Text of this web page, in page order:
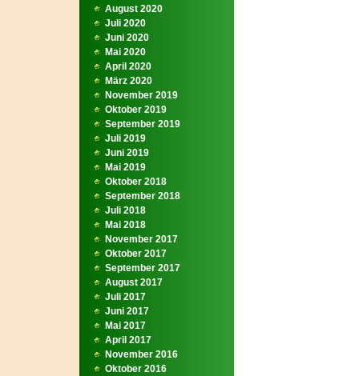
August 2020
Juli 2020
Juni 2020
Mai 2020
April 2020
März 2020
November 2019
Oktober 2019
September 2019
Juli 2019
Juni 2019
Mai 2019
Oktober 2018
September 2018
Juli 2018
Mai 2018
November 2017
Oktober 2017
September 2017
August 2017
Juli 2017
Juni 2017
Mai 2017
April 2017
November 2016
Oktober 2016